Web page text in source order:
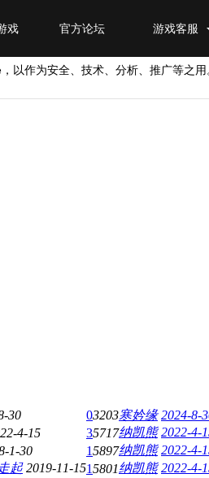
游戏客服
官方论坛
戏
，以作为安全、技术、分析、推广等之
30 03203寒妗缘 2024-8-
4-15 35717纳凯熊 2022-4-
1-30 15897纳凯熊 2022-4-
起 2019-11-1515801纳凯熊 2022-4-